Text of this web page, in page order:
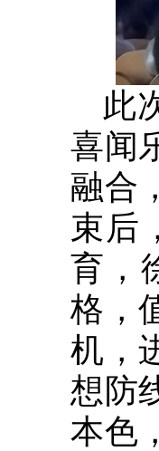
此
喜闻
融合
束后
育，
格，
机，
想防
本色